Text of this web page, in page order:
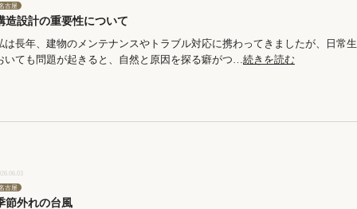
古屋
造設計の重要性について
は長年、建物のメンテナンスやトラブル対応に携わってきましたが、日常
いても問題が起きると、自然と原因を探る癖がつ… 続きを読む
古屋
節外れの台風